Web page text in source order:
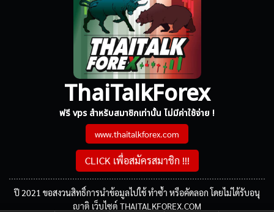
ThaiTalkForex
ฟรี vps สำหรับสมาชิกเท่านั้น ไม่มีค่าใช้จ่าย !
www.thaitalkforex.com
CLICK เพื่อสมัครสมาชิก !!!
ปี 2021 ขอสงวนสิทธิ์การนำข้อมูลไปใช้ ทำซ้ำ หรือคัดลอก โดยไม่ได้รับอนุ
ญาติ เว็บไซต์ THAITALKFOREX.COM